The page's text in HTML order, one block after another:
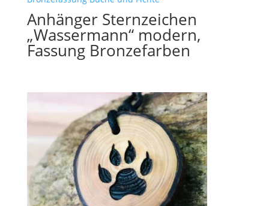
Anhänger Sternzeichen
„Wassermann“ modern,
Fassung Bronzefarben